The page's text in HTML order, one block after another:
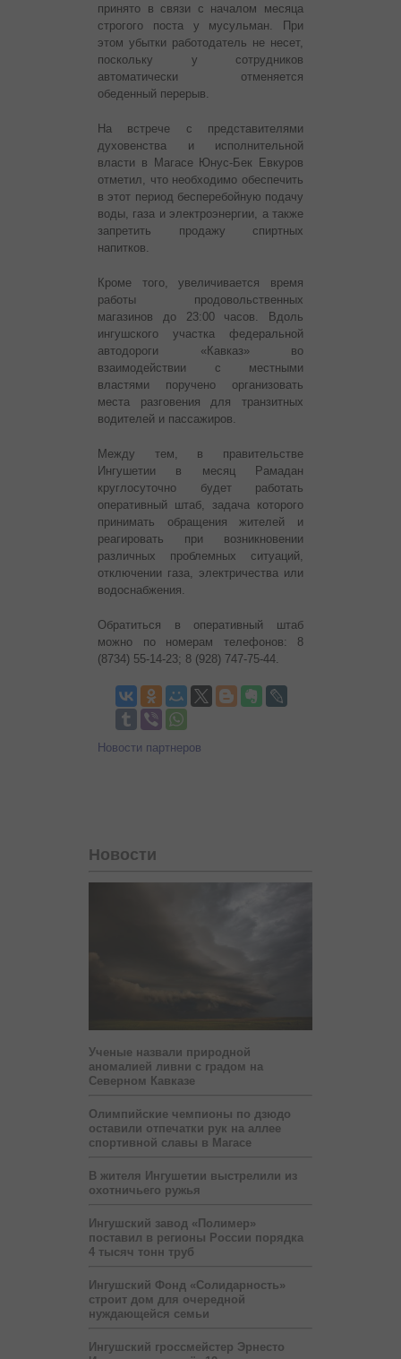
принято в связи с началом месяца
строгого поста у мусульман. При
этом убытки работодатель не несет,
поскольку у сотрудников
автоматически отменяется
обеденный перерыв.
На встрече с представителями
духовенства и исполнительной
власти в Магасе Юнус-Бек Евкуров
отметил, что необходимо обеспечить
в этот период бесперебойную подачу
воды, газа и электроэнергии, а также
запретить продажу спиртных
напитков.
Кроме того, увеличивается время
работы продовольственных
магазинов до 23:00 часов. Вдоль
ингушского участка федеральной
автодороги «Кавказ» во
взаимодействии с местными
властями поручено организовать
места разговения для транзитных
водителей и пассажиров.
Между тем, в правительстве
Ингушетии в месяц Рамадан
круглосуточно будет работать
оперативный штаб, задача которого
принимать обращения жителей и
реагировать при возникновении
различных проблемных ситуаций,
отключении газа, электричества или
водоснабжения.
Обратиться в оперативный штаб
можно по номерам телефонов: 8
(8734) 55-14-23; 8 (928) 747-75-44.
Новости партнеров
Новости
Ученые назвали природной
аномалией ливни с градом на
Северном Кавказе
Олимпийские чемпионы по дзюдо
оставили отпечатки рук на аллее
спортивной славы в Магасе
В жителя Ингушетии выстрелили из
охотничьего ружья
Ингушский завод «Полимер»
поставил в регионы России порядка
4 тысяч тонн труб
Ингушский Фонд «Солидарность»
строит дом для очередной
нуждающейся семьи
Ингушский гроссмейстер Эрнесто